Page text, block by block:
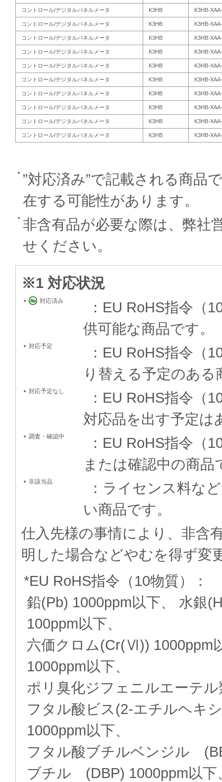
コントロール/デジタルパネルメータ K3HB K3HB-
コントロール/デジタルパネルメータ K3HB K3HB-
コントロール/デジタルパネルメータ K3HB K3HB-
コントロール/デジタルパネルメータ K3HB K3HB-
コントロール/デジタルパネルメータ K3HB K3HB-
コントロール/デジタルパネルメータ K3HB K3HB-
コントロール/デジタルパネルメータ K3HB K3HB-
コントロール/デジタルパネルメータ K3HB K3HB-
コントロール/デジタルパネルメータ K3HB K3HB-
コントロール/デジタルパネルメータ K3HB K3HB-
”対応済み”で記載される商品
在する可能性があります。
非含有品が必要な際は、弊社
せください。
※1 対応状況
対応済み
：EU RoHS指令（
供可能な商品です。
対応予定
：EU RoHS指令（
り替える予定のある
対応予定なし
：EU RoHS指令（
対応品を出す予定は
調査・確認中
：EU RoHS指令（
または確認中の商品
非該当品
：ライセンス料な
い商品です。
仕入先様の事情により、非含
明した場合などやむを得ず変
*EU RoHS指令（10物質）：
鉛(Pb) 1000ppm以下、 水銀
100ppm以下、
六価クロム(Cr(Ⅵ)) 1000ppm
1000ppm以下、
ポリ臭化ジフェニルエーテ
フタル酸ビス(2-エチルヘ
1000ppm以下、
フタル酸ブチルベンジル
ブチル (DBP) 1000ppm以下